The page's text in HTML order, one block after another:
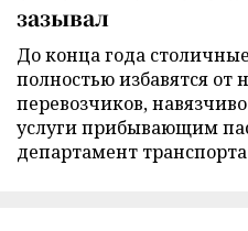
зазывал
До конца года
полностью избавятся от
перевозчиков,
услуги прибывающим
департамент